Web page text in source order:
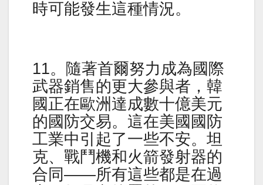
時可能發生這種情況。
11。隨著首爾努力成為國際
武器銷售的更大參與者，韓
國正在歐洲達成數十億美元
的國防交易。這在美國國防
工業中引起了一些不安。坦
克、戰鬥機和火箭發射器的
合同——所有這些都是在過